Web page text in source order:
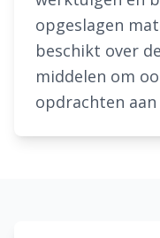
opgeslagen
beschikt over
middelen om
opdrachten